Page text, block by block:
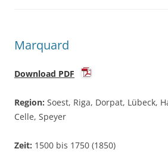
Marquard
Download PDF
Region: Soest, Riga, Dorpat, Lübeck,
Celle, Speyer
Zeit: 1500 bis 1750 (1850)